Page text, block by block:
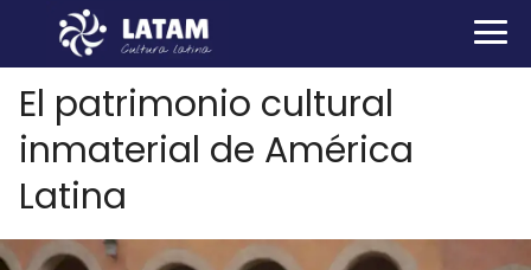
El patrimonio cultural
inmaterial de América
Latina